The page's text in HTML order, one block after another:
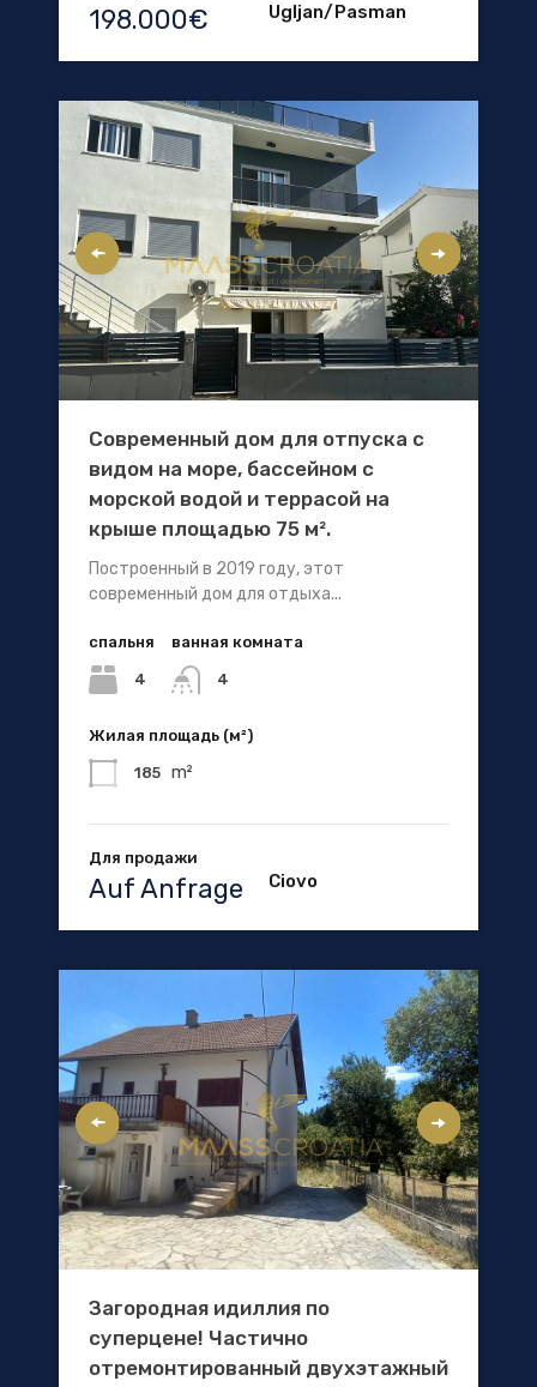
198.000€ Ugljan/Pasman
Современный дом для отпуска с
видом на море, бассейном с
морской водой и террасой на
крыше площадью 75 м².
Построенный в 2019 году, этот
современный дом для отдыха...
спальня
4
ванная комната
4
Жилая площадь (м²)
185 m²
Для продажи
Auf Anfrage Ciovo
Загородная идиллия по
суперцене! Частично
отремонтированный двухэтажный